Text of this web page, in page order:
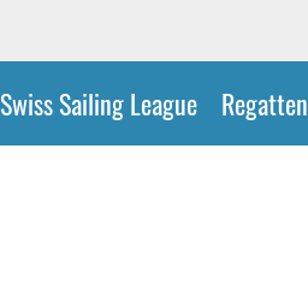
Swiss Sailing League Regatten